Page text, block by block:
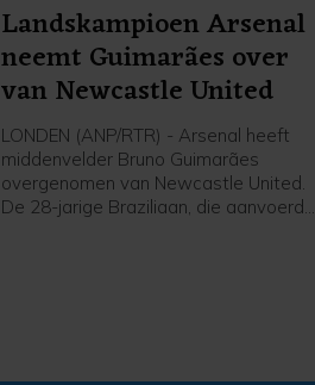
Landskampioen Arsenal
neemt Guimarães over
van Newcastle United
LONDEN (ANP/RTR) - Arsenal heeft
middenvelder Bruno Guimarães
overgenomen van Newcastle United.
De 28-jarige Braziliaan, die aanvoerder